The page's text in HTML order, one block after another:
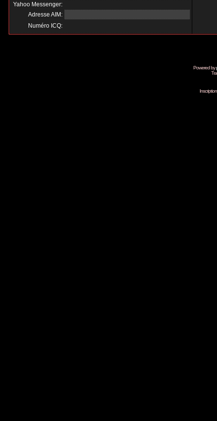
Yahoo Messenger:
Adresse AIM:
Numéro ICQ:
Powered by